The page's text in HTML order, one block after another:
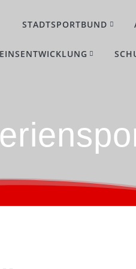
STADTSPORTBUND